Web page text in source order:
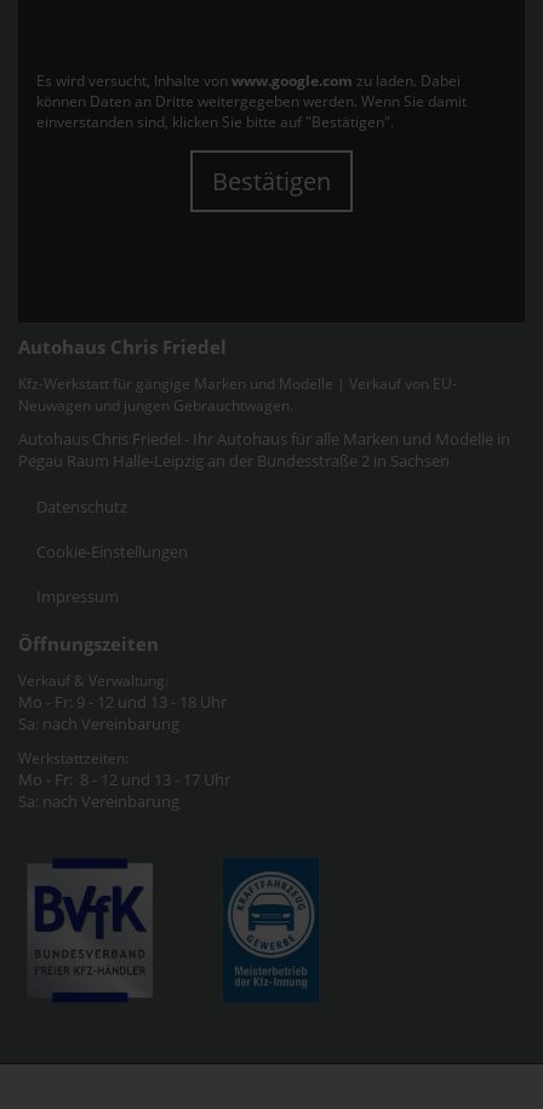
Es wird versucht, Inhalte von www.google.com zu laden. Dabei
können Daten an Dritte weitergegeben werden. Wenn Sie damit
einverstanden sind, klicken Sie bitte auf "Bestätigen".
Bestätigen
Autohaus Chris Friedel
Kfz-Werkstatt für gängige Marken und Modelle | Verkauf von EU-
Neuwagen und jungen Gebrauchtwagen.
Autohaus Chris Friedel - Ihr Autohaus für alle Marken und Modelle in
Pegau Raum Halle-Leipzig an der Bundesstraße 2 in Sachsen
Datenschutz
Cookie-Einstellungen
Impressum
Öffnungszeiten
Verkauf & Verwaltung:
Mo - Fr: 9 - 12 und 13 - 18 Uhr
Sa: nach Vereinbarung
Werkstattzeiten:
Mo - Fr: 8 - 12 und 13 - 17 Uhr
Sa: nach Vereinbarung